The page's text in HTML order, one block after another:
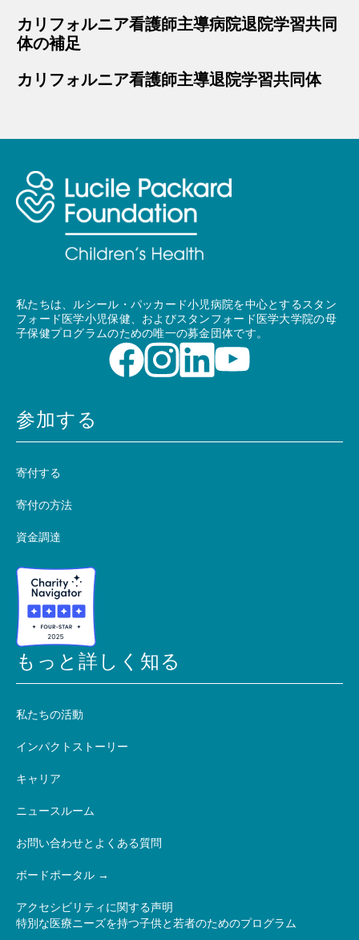
カリフォルニア看護師主導病院退院学習共同
体の補足
カリフォルニア看護師主導退院学習共同体
私たちは、ルシール・パッカード小児病院を中心とするスタン
フォード医学小児保健、およびスタンフォード医学大学院の母
子保健プログラムのための唯一の募金団体です。
参加する
寄付する
寄付の方法
資金調達
もっと詳しく知る
私たちの活動
インパクトストーリー
キャリア
ニュースルーム
お問い合わせとよくある質問
ボードポータル
アクセシビリティに関する声明
特別な医療ニーズを持つ子供と若者のためのプログラム